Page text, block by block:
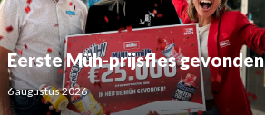
Eerste Müh-prijsfles gevonden
6 augustus 2026